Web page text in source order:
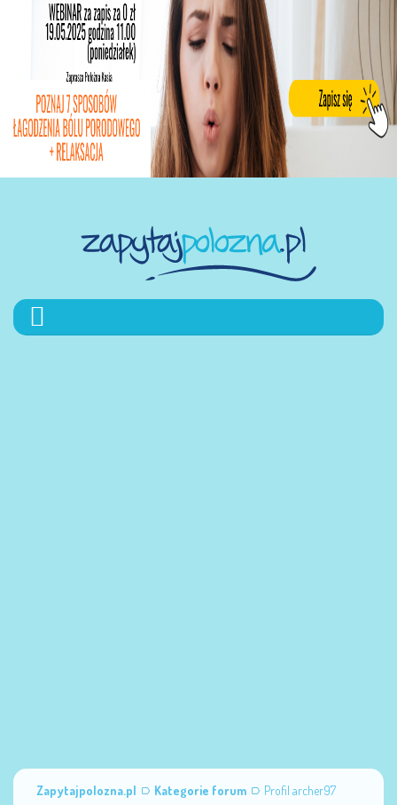
Zapytajpolozna.pl Kategorie forum Profil archer97